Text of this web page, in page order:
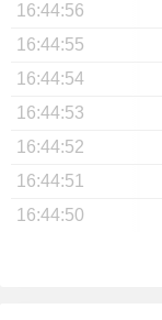
16:44:56
16:44:55
16:44:54
16:44:53
16:44:52
16:44:51
16:44:50